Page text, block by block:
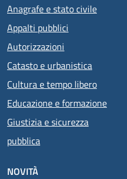
Anagrafe e stato civile
Appalti pubblici
Autorizzazioni
Catasto e urbanistica
Cultura e tempo libero
Educazione e formazione
Giustizia e sicurezza
pubblica
NOVITÀ